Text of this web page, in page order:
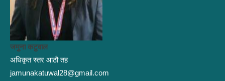
जमुना कटुवाल
अधिकृत स्तर आठौ तह
jamunakatuwal28@gmail.com